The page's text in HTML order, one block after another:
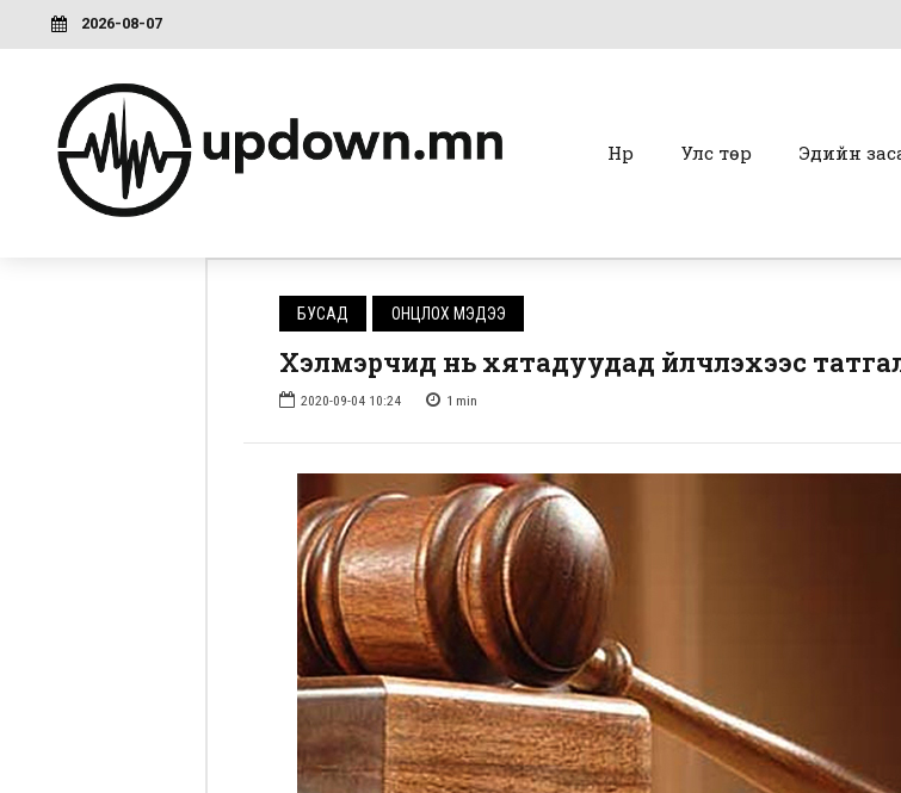
2026-08-07
Нүүр Улс төр Эдийн
БУСАД ОНЦЛОХ МЭДЭЭ
Хэлмэрчид нь хятадуудад үйлчлэхээс
2020-09-04 10:24 1 min